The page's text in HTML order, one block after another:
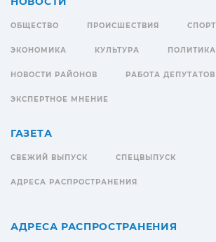
ОБЩЕСТВО ПРОИСШЕСТВИЯ СПОРТ
ЭКОНОМИКА КУЛЬТУРА ПОЛИТИКА
НОВОСТИ РАЙОНОВ РАБОТА ДЕПУТАТОВ
ЭКСПЕРТНОЕ МНЕНИЕ
ГАЗЕТА
СВЕЖИЙ ВЫПУСК СПЕЦВЫПУСК
АДРЕСА РАСПРОСТРАНЕНИЯ
АДРЕСА РАСПРОСТРАНЕНИЯ